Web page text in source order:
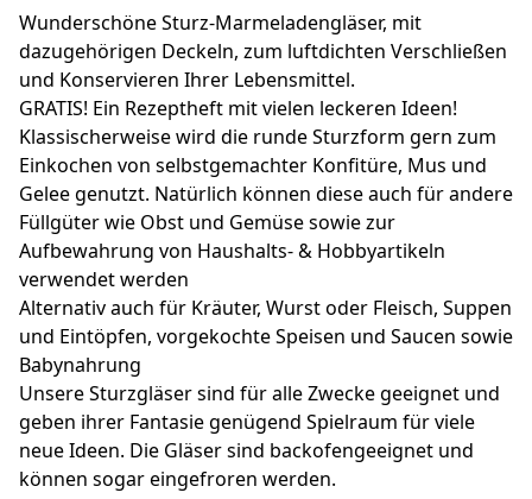
Wunderschöne Sturz-Marmeladengläser, mit
dazugehörigen Deckeln, zum luftdichten Verschließen
und Konservieren Ihrer Lebensmittel.
GRATIS! Ein Rezeptheft mit vielen leckeren Ideen!
Klassischerweise wird die runde Sturzform gern zum
Einkochen von selbstgemachter Konfitüre, Mus und
Gelee genutzt. Natürlich können diese auch für andere
Füllgüter wie Obst und Gemüse sowie zur
Aufbewahrung von Haushalts- & Hobbyartikeln
verwendet werden
Alternativ auch für Kräuter, Wurst oder Fleisch, Suppen
und Eintöpfen, vorgekochte Speisen und Saucen sowie
Babynahrung
Unsere Sturzgläser sind für alle Zwecke geeignet und
geben ihrer Fantasie genügend Spielraum für viele
neue Ideen. Die Gläser sind backofengeeignet und
können sogar eingefroren werden.